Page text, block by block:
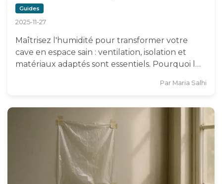
Guides
2025-11-27
Maîtrisez l'humidité pour transformer votre
cave en espace sain : ventilation, isolation et
matériaux adaptés sont essentiels. Pourquoi l…
Par Maria Salhi